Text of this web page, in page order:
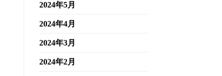
2024年5月
2024年4月
2024年3月
2024年2月